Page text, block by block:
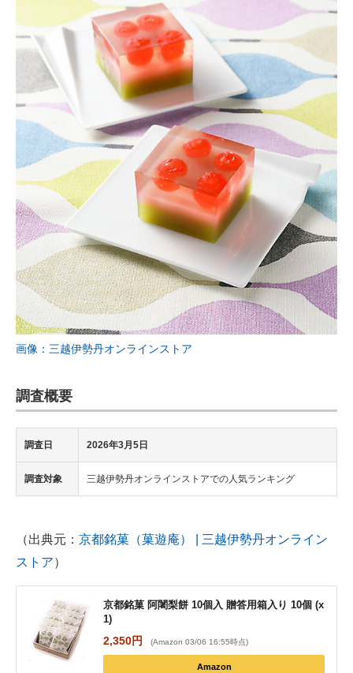
画像：三越伊勢丹オンラインストア
調査概要
調査日 2026年3月5日
調査対象 三越伊勢丹オンラインストアでの人気ランキング
（出典元： 京都銘菓（菓遊庵） | 三越伊勢丹オンライン
ストア）
京都銘菓 阿闍梨餅 10個入 贈答用箱入り 10個 (x
1)
2,350円 (Amazon 03/06 16:55時点)
Amazon